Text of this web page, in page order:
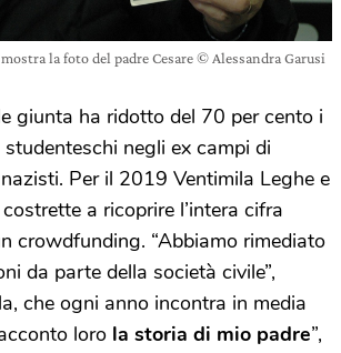
la foto del padre Cesare © Alessandra Garusi
giunta ha ridotto del 70 per cento i
negli ex campi di
Per il 2019 Ventimila Leghe e
a ricoprire l’intera cifra
crowdfunding. “Abbiamo rimediato
da parte della società civile”,
che ogni anno incontra in media
loro la storia di mio padre”,